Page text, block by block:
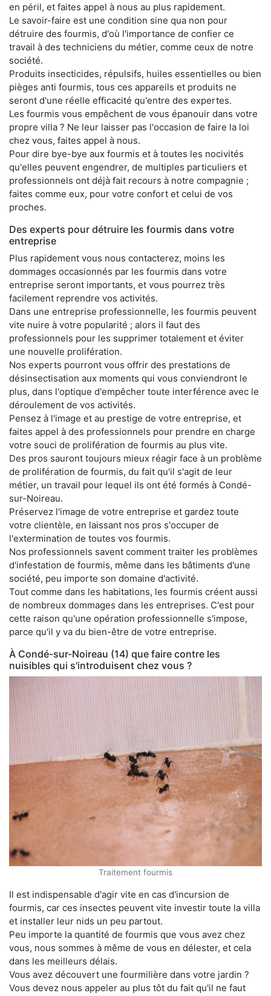
en péril, et faites appel à nous au plus rapidement.
Le savoir-faire est une condition sine qua non pour
détruire des fourmis, d'où l'importance de confier ce
travail à des techniciens du métier, comme ceux de notre
société.
Produits insecticides, répulsifs, huiles essentielles ou bien
pièges anti fourmis, tous ces appareils et produits ne
seront d'une réelle efficacité qu'entre des expertes.
Les fourmis vous empêchent de vous épanouir dans votre
propre villa ? Ne leur laisser pas l'occasion de faire la loi
chez vous, faites appel à nous.
Pour dire bye-bye aux fourmis et à toutes les nocivités
qu'elles peuvent engendrer, de multiples particuliers et
professionnels ont déjà fait recours à notre compagnie ;
faites comme eux, pour votre confort et celui de vos
proches.
Des experts pour détruire les fourmis dans votre
entreprise
Plus rapidement vous nous contacterez, moins les
dommages occasionnés par les fourmis dans votre
entreprise seront importants, et vous pourrez très
facilement reprendre vos activités.
Dans une entreprise professionnelle, les fourmis peuvent
vite nuire à votre popularité ; alors il faut des
professionnels pour les supprimer totalement et éviter
une nouvelle prolifération.
Nos experts pourront vous offrir des prestations de
désinsectisation aux moments qui vous conviendront le
plus, dans l'optique d'empêcher toute interférence avec le
déroulement de vos activités.
Pensez à l'image et au prestige de votre entreprise, et
faites appel à des professionnels pour prendre en charge
votre souci de prolifération de fourmis au plus vite.
Des pros sauront toujours mieux réagir face à un problème
de prolifération de fourmis, du fait qu'il s'agit de leur
métier, un travail pour lequel ils ont été formés à Condé-
sur-Noireau.
Préservez l'image de votre entreprise et gardez toute
votre clientèle, en laissant nos pros s'occuper de
l'extermination de toutes vos fourmis.
Nos professionnels savent comment traiter les problèmes
d'infestation de fourmis, même dans les bâtiments d'une
société, peu importe son domaine d'activité.
Tout comme dans les habitations, les fourmis créent aussi
de nombreux dommages dans les entreprises. C'est pour
cette raison qu'une opération professionnelle s'impose,
parce qu'il y va du bien-être de votre entreprise.
À Condé-sur-Noireau (14) que faire contre les
nuisibles qui s'introduisent chez vous ?
Traitement fourmis
Il est indispensable d'agir vite en cas d'incursion de
fourmis, car ces insectes peuvent vite investir toute la villa
et installer leur nids un peu partout.
Peu importe la quantité de fourmis que vous avez chez
vous, nous sommes à même de vous en délester, et cela
dans les meilleurs délais.
Vous avez découvert une fourmilière dans votre jardin ?
Vous devez nous appeler au plus tôt du fait qu'il ne faut